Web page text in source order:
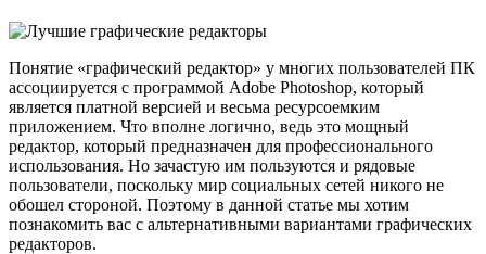
Понятие «графический редактор» у многих пользователей ПК
ассоциируется с программой Adobe Photoshop, который
является платной версией и весьма ресурсоемким
приложением. Что вполне логично, ведь это мощный
редактор, который предназначен для профессионального
использования. Но зачастую им пользуются и рядовые
пользователи, поскольку мир социальных сетей никого не
обошел стороной. Поэтому в данной статье мы хотим
познакомить вас с альтернативными вариантами графических
редакторов.